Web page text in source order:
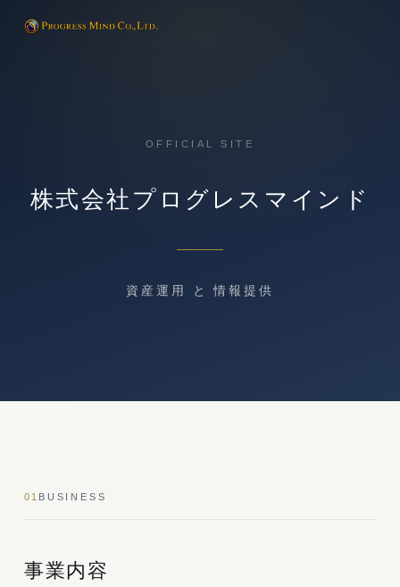
OFFICIAL SITE
株式会社プログレスマインド
資産運用 と 情報提供
01 BUSINESS
事業内容